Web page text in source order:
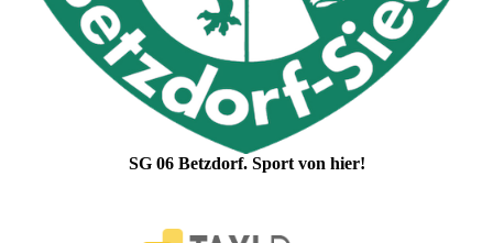
SG 06 Betzdorf. Sport von hier!